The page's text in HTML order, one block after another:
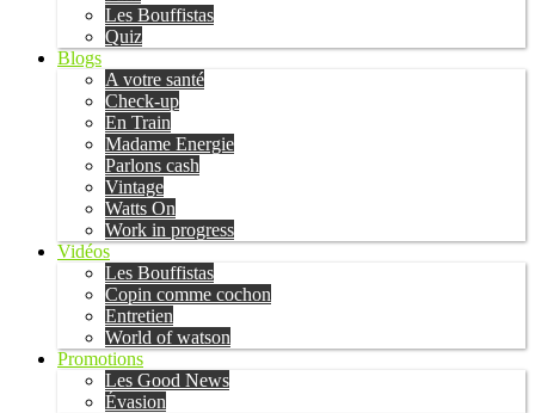
Les Bouffistas
Quiz
Blogs
A votre santé
Check-up
En Train
Madame Energie
Parlons cash
Vintage
Watts On
Work in progress
Vidéos
Les Bouffistas
Copin comme cochon
Entretien
World of watson
Promotions
Les Good News
Évasion